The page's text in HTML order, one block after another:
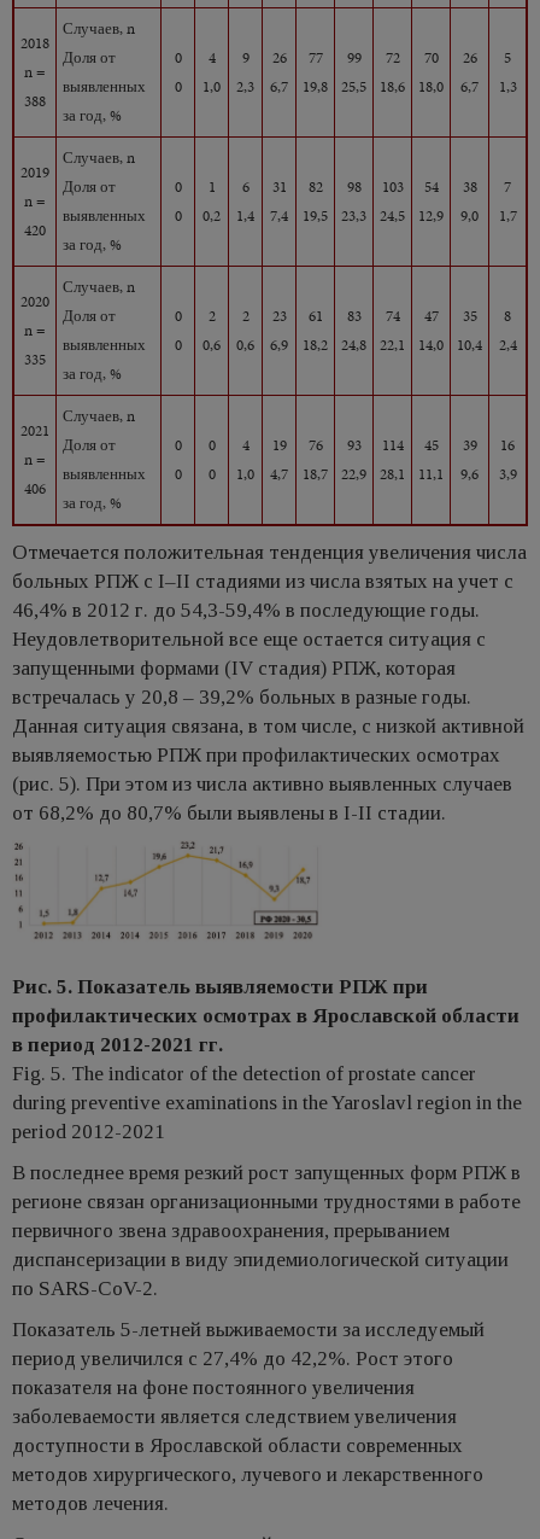
2018
n =
388
Случаев, n
Доля от
выявленных
за год, %
0
0
4
1,0
9
2,3
26
6,7
77
19,8
99
25,5
72
18,6
70
18,0
26
6,7
5
1,3
2019
n =
420
Случаев, n
Доля от
выявленных
за год, %
0
0
1
0,2
6
1,4
31
7,4
82
19,5
98
23,3
103
24,5
54
12,9
38
9,0
7
1,7
2020
n =
335
Случаев, n
Доля от
выявленных
за год, %
0
0
2
0,6
2
0,6
23
6,9
61
18,2
83
24,8
74
22,1
47
14,0
35
10,4
8
2,4
2021
n =
406
Случаев, n
Доля от
выявленных
за год, %
0
0
0
0
4
1,0
19
4,7
76
18,7
93
22,9
114
28,1
45
11,1
39
9,6
16
3,9
Отмечается положительная тенденция увеличения числа
больных РПЖ с I–II стадиями из числа взятых на учет с
46,4% в 2012 г. до 54,3-59,4% в последующие годы.
Неудовлетворительной все еще остается ситуация с
запущенными формами (IV стадия) РПЖ, которая
встречалась у 20,8 – 39,2% больных в разные годы.
Данная ситуация связана, в том числе, с низкой активной
выявляемостью РПЖ при профилактических осмотрах
(рис. 5). При этом из числа активно выявленных случаев
от 68,2% до 80,7% были выявлены в I-II стадии.
Рис. 5. Показатель выявляемости РПЖ при
профилактических осмотрах в Ярославской области
в период 2012-2021 гг.
Fig. 5. The indicator of the detection of prostate cancer
during preventive examinations in the Yaroslavl region in the
period 2012-2021
В последнее время резкий рост запущенных форм РПЖ в
регионе связан организационными трудностями в работе
первичного звена здравоохранения, прерыванием
диспансеризации в виду эпидемиологической ситуации
по SARS-CoV-2.
Показатель 5-летней выживаемости за исследуемый
период увеличился с 27,4% до 42,2%. Рост этого
показателя на фоне постоянного увеличения
заболеваемости является следствием увеличения
доступности в Ярославской области современных
методов хирургического, лучевого и лекарственного
методов лечения.